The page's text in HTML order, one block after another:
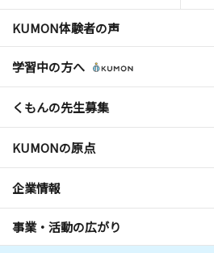
KUMON体験者の声
学習中の方へ
くもんの先生募集
KUMONの原点
企業情報
事業・活動の広がり